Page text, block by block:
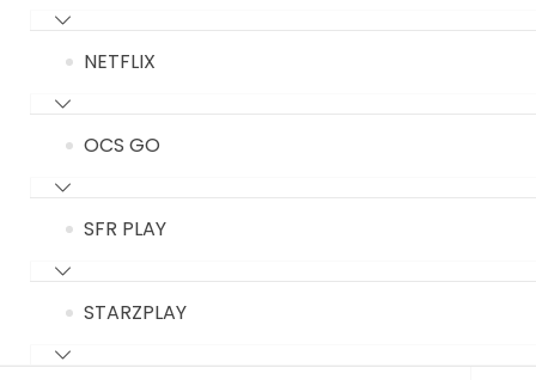
NETFLIX
OCS GO
SFR PLAY
STARZPLAY